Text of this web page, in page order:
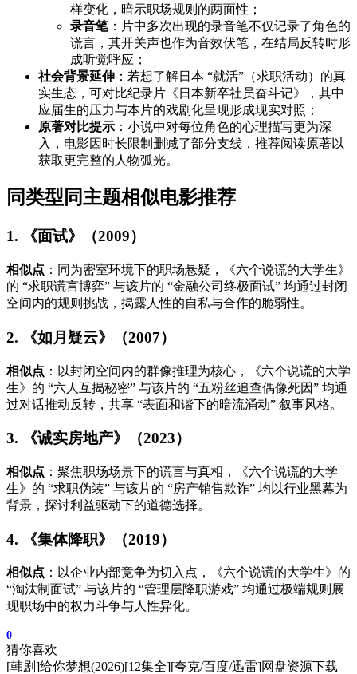
样变化，暗示职场规则的两面性；
录音笔：片中多次出现的录音笔不仅记录了角色的
谎言，其开关声也作为音效伏笔，在结局反转时形
成听觉呼应；
社会背景延伸 ：若想了解日本 “就活”（求职活动）的真
实生态，可对比纪录片《日本新卒社员奋斗记》，其中
应届生的压力与本片的戏剧化呈现形成现实对照；
原著对比提示 ：小说中对每位角色的心理描写更为深
入，电影因时长限制删减了部分支线，推荐阅读原著以
获取更完整的人物弧光。
同类型同主题相似电影推荐
1. 《面试》（2009）
相似点 ：同为密室环境下的职场悬疑，《六个说谎的大学生》
的 “求职谎言博弈” 与该片的 “金融公司终极面试” 均通过封闭
空间内的规则挑战，揭露人性的自私与合作的脆弱性。
2. 《如月疑云》（2007）
相似点 ：以封闭空间内的群像推理为核心，《六个说谎的大学
生》的 “六人互揭秘密” 与该片的 “五粉丝追查偶像死因” 均通
过对话推动反转，共享 “表面和谐下的暗流涌动” 叙事风格。
3. 《诚实房地产》（2023）
相似点 ：聚焦职场场景下的谎言与真相，《六个说谎的大学
生》的 “求职伪装” 与该片的 “房产销售欺诈” 均以行业黑幕为
背景，探讨利益驱动下的道德选择。
4. 《集体降职》（2019）
相似点 ：以企业内部竞争为切入点，《六个说谎的大学生》的
“淘汰制面试” 与该片的 “管理层降职游戏” 均通过极端规则展
现职场中的权力斗争与人性异化。
0
猜你喜欢
[韩剧]给你梦想(2026)[12集全][夸克/百度/迅雷]网盘资源下载